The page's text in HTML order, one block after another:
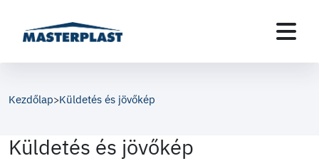
Kezdőlap>Küldetés és jövőkép
Küldetés és jövőkép